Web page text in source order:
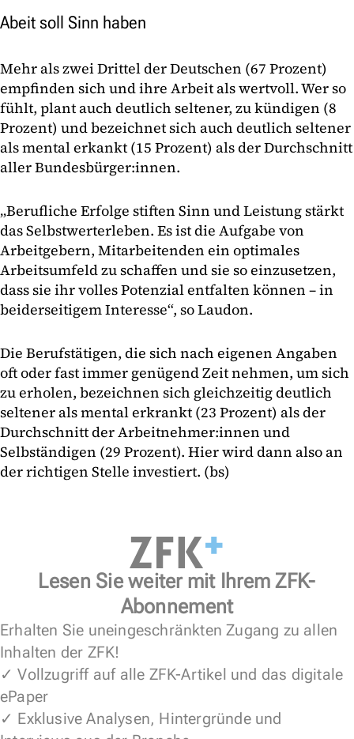
Abeit soll Sinn haben
Mehr als zwei Drittel der Deutschen (67 Prozent)
empfinden sich und ihre Arbeit als wertvoll. Wer so
fühlt, plant auch deutlich seltener, zu kündigen (8
Prozent) und bezeichnet sich auch deutlich seltener
als mental erkankt (15 Prozent) als der Durchschnitt
aller Bundesbürger:innen.
„Berufliche Erfolge stiften Sinn und Leistung stärkt
das Selbstwerterleben. Es ist die Aufgabe von
Arbeitgebern, Mitarbeitenden ein optimales
Arbeitsumfeld zu schaffen und sie so einzusetzen,
dass sie ihr volles Potenzial entfalten können – in
beiderseitigem Interesse“, so Laudon.
Die Berufstätigen, die sich nach eigenen Angaben
oft oder fast immer genügend Zeit nehmen, um sich
zu erholen, bezeichnen sich gleichzeitig deutlich
seltener als mental erkrankt (23 Prozent) als der
Durchschnitt der Arbeitnehmer:innen und
Selbständigen (29 Prozent). Hier wird dann also an
der richtigen Stelle investiert. (bs)
Lesen Sie weiter mit Ihrem ZFK-
Abonnement
Erhalten Sie uneingeschränkten Zugang zu allen
Inhalten der ZFK!
✓ Vollzugriff auf alle ZFK-Artikel und das digitale
ePaper
✓ Exklusive Analysen, Hintergründe und